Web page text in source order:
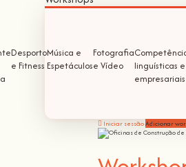
Desporto
e Fitness
Música e
Espetáculos
Fotografia
e Vídeo
linguísticas e
empresariais
Iniciar sessãoAdicionar